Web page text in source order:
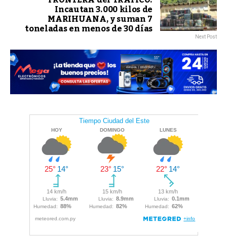
Incautan 3.000 kilos de
MARIHUANA, y suman 7
toneladas en menos de 30 días Next Post